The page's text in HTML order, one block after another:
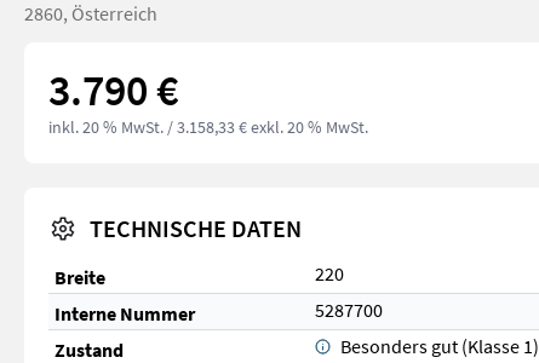
2860, Österreich
3.790 €
inkl. 20 % MwSt. / 3.158,33 € exkl. 20 % MwSt.
TECHNISCHE DATEN
Breite
220
Interne Nummer
5287700
Zustand
Besonders gut (Klasse 1)